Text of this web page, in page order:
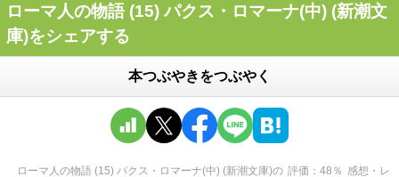
ローマ人の物語 (15) パクス・ロマーナ(中) (新潮文
庫)をシェアする
本つぶやきをつぶやく
ローマ人の物語 (15) パクス・ロマーナ(中) (新潮文庫)の 評価 48 ％ 感想・レ